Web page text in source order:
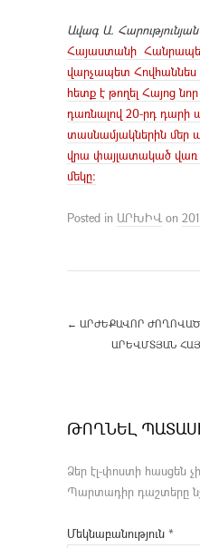
Ավագ Ա. Հարությունյան
Հայաստանի
վարչապետ Հովհաննես
հետք է թողել Հայոց
դառնալով 20-րդ դարի
տասնամյակներին մեր
վրա փայլատակած վառ
մեկը:
Posted in ԱՐԽԻՎ on
← ԱՐԺԵՔԱՎՈՐ
ԱՐԵՎՄՏՅԱՆ
ԹՈՂՆԵԼ
Ձեր էլ-փոստի հասցեն
Պարտադիր դաշտերը
Մեկնաբանություն *